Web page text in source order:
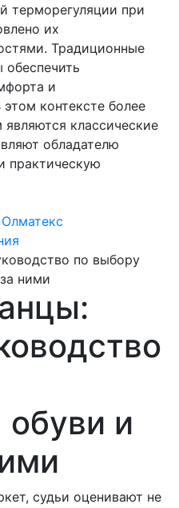
при
их
Традиционные
и
контексте более
классические
обладателю
по выбору
ними
и
судьи оценивают не